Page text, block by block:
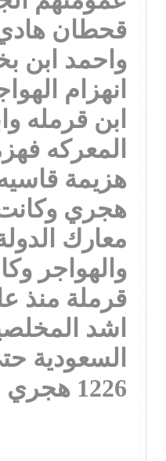
قحطان
واحمد ابن
انهزام
ابن قرمله
المعركه
هجري
معارك
والهواجر
اشد
السعودية
1226 هجري .